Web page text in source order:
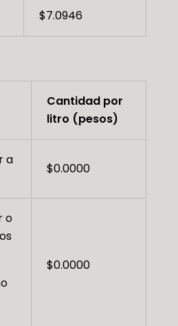
$7.0946
Cantidad por
litro (pesos)
a
$0.0000
o
$0.0000